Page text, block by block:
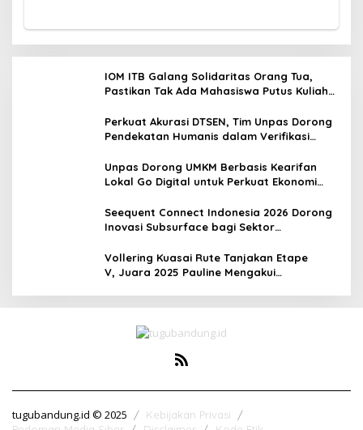
IOM ITB Galang Solidaritas Orang Tua,
Pastikan Tak Ada Mahasiswa Putus Kuliah
Perkuat Akurasi DTSEN, Tim Unpas Dorong
Pendekatan Humanis dalam Verifikasi
Unpas Dorong UMKM Berbasis Kearifan
Lokal Go Digital untuk Perkuat Ekonomi
Seequent Connect Indonesia 2026 Dorong
Inovasi Subsurface bagi Sektor
Vollering Kuasai Rute Tanjakan Etape
V, Juara 2025 Pauline Mengakui
tugubandung.id © 2025
Kebijakan Privasi